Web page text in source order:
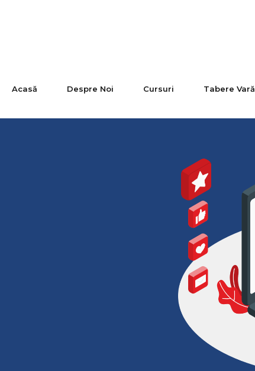
Acasă Despre Noi Cursuri Tabere Vară